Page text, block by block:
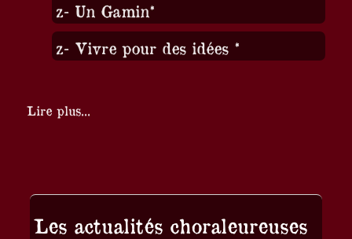
z- Un Gamin*
z- Vivre pour des idées *
Lire plus...
Les actualités choraleureuses